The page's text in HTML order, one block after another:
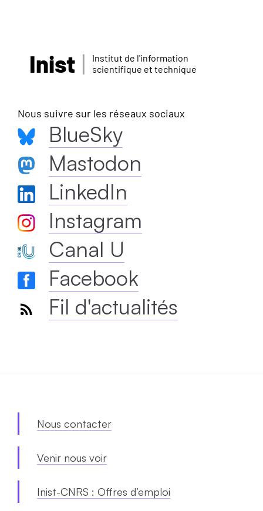
Inist
Institut de l'information
scientifique et technique
Nous suivre sur les réseaux sociaux
BlueSky
Mastodon
LinkedIn
Instagram
Canal U
Facebook
Fil d'actualités
Nous contacter
Venir nous voir
Inist-CNRS : Offres d’emploi